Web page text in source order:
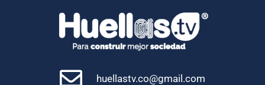
huellastv.co@gmail.com